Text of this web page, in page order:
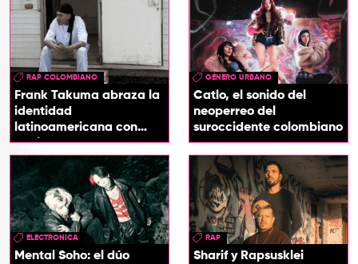
RAP COLOMBIANO
Frank Takuma abraza la
identidad
latinoamericana con
'InDios'
GÉNERO URBANO
Catlo, el sonido del
neoperreo del
suroccidente colombiano
ELECTRONICA
Mental Soho: el dúo
RAP
Sharif y Rapsusklei